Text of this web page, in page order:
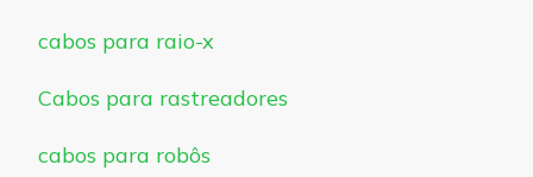
cabos para raio-x
Cabos para rastreadores
cabos para robôs